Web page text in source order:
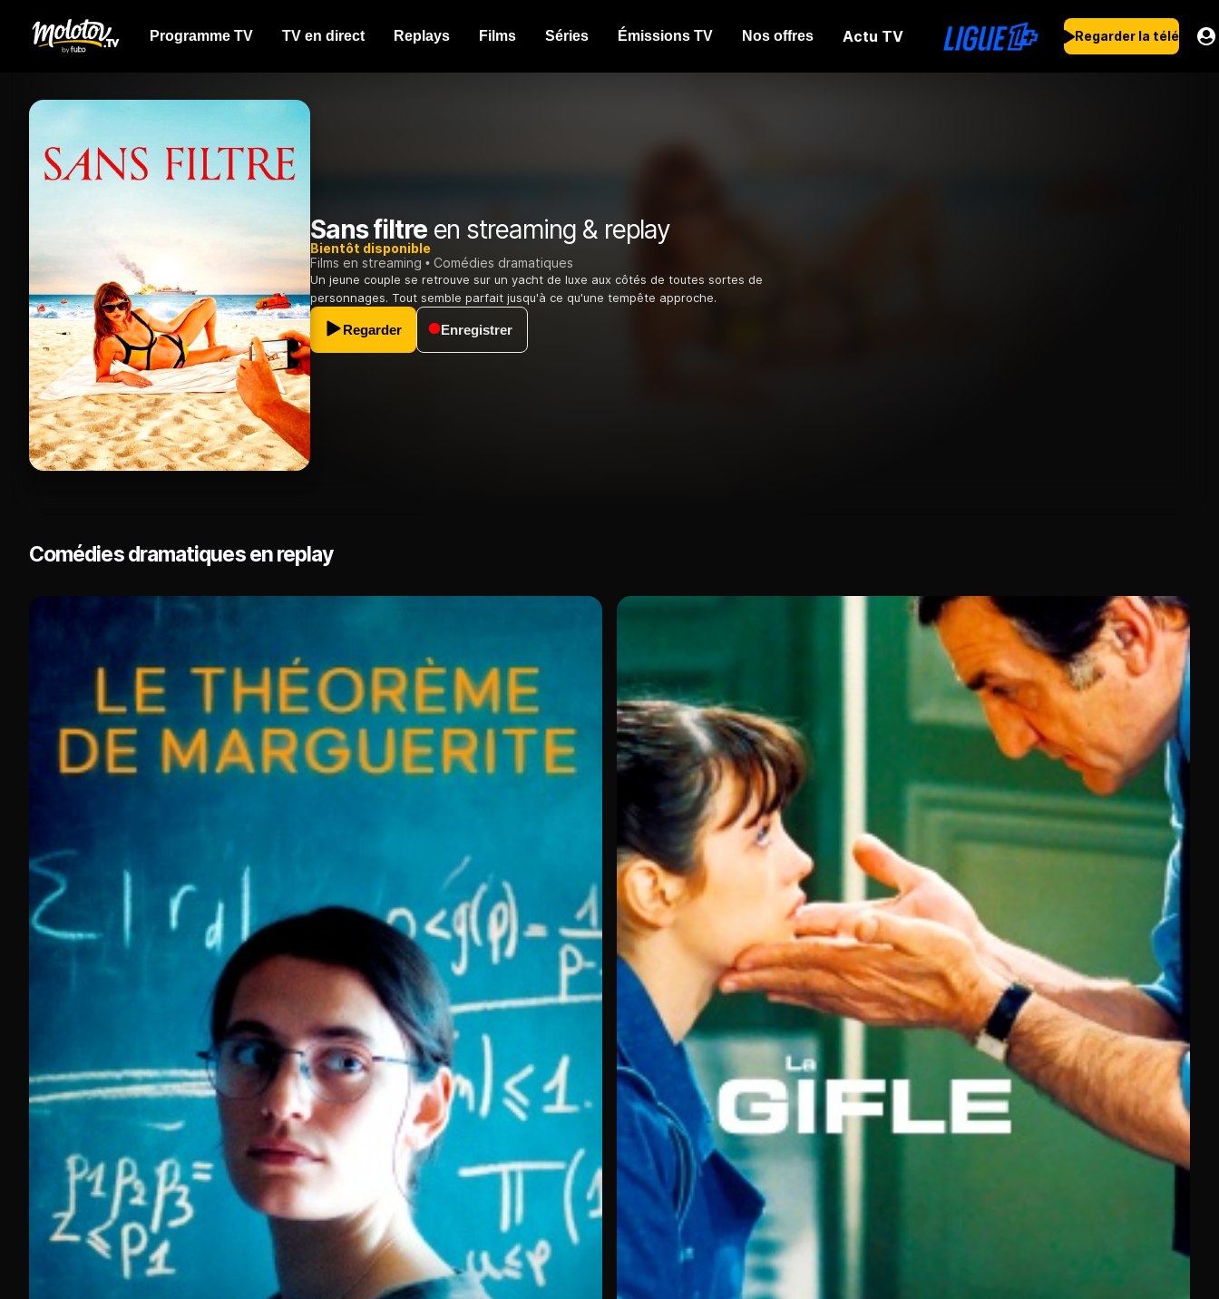
Programme TV TV en direct Replays Films Séries Émissions TV Nos offres Actu TV Regarder la télé
Sans filtreen streaming & replay
Bientôt disponible
Films en streaming
Comédies dramatiques
Un jeune couple se retrouve sur un yacht de luxe aux côtés de toutes sortes de
personnages. Tout semble parfait jusqu'à ce qu'une tempête approche.
Regarder Enregistrer
Comédies dramatiques en replay